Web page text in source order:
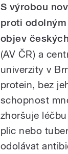
S výrobou
proti
objev
(AV ČR) a
univerzity v
protein, bez
schopnost
zhoršuje
plic nebo
odolávat